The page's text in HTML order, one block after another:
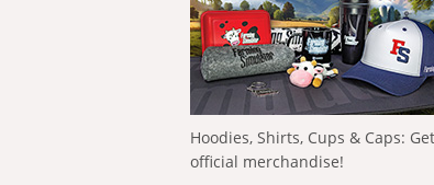
Hoodies, Shirts, Cups & Caps: Get
official merchandise!